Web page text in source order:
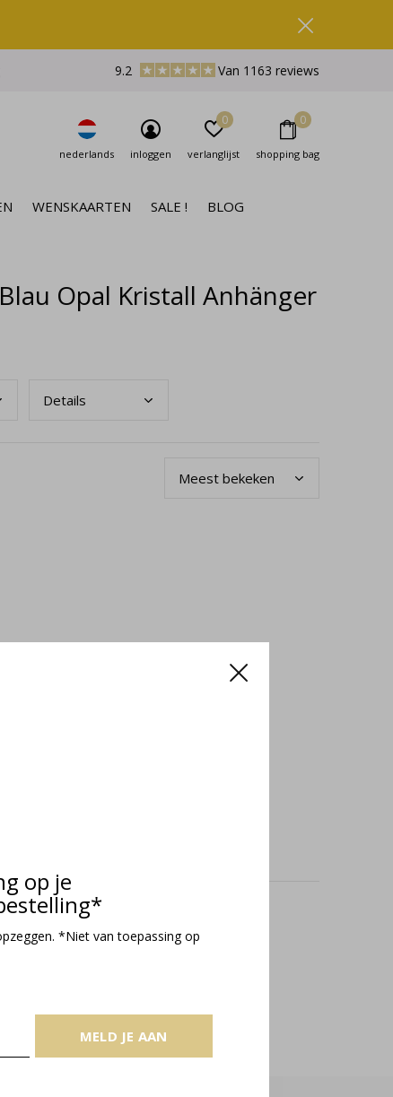
op je
*Niet van toepassing op
MELD JE AAN
WENSKAARTEN SALE ! BLOG
nederlands inloggen verlanglijst
0
shopping bag
0
9.2 Van 1163 reviews
Opal Kristall Anhänger
Details